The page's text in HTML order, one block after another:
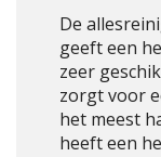
De
geeft een
zeer
zorgt voor
het meest
heeft een